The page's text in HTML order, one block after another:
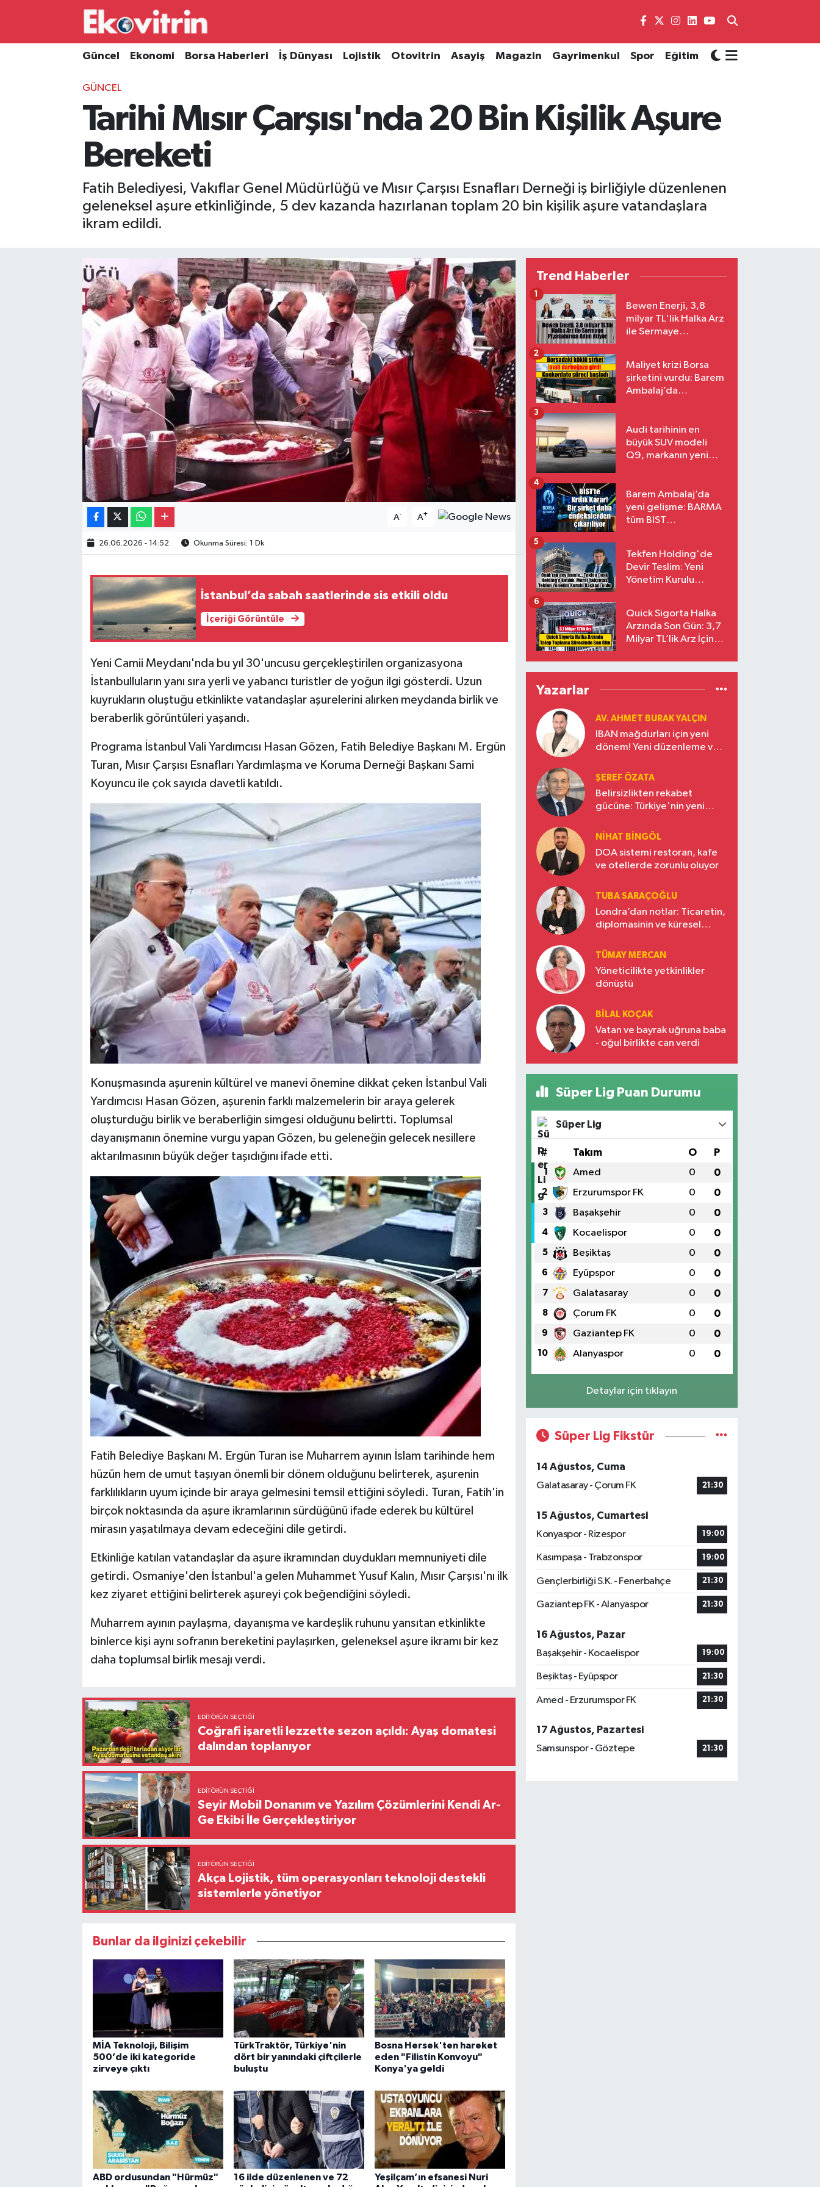
Güncel Ekonomi Borsa Haberleri İş Dünyası Lojistik Otovitrin Asayiş Magazin Gayrimenkul Spor Eğitim
GÜNCEL
Tarihi Mısır Çarşısı'nda 20 Bin Kişilik Aşure
Bereketi
Fatih Belediyesi, Vakıflar Genel Müdürlüğü ve Mısır Çarşısı Esnafları Derneği iş birliğiyle düzenlenen
geleneksel aşure etkinliğinde, 5 dev kazanda hazırlanan toplam 20 bin kişilik aşure vatandaşlara
ikram edildi.
A- A+
26.06.2026 - 14:52 Okunma Süresi: 1 Dk
İstanbul’da sabah saatlerinde sis etkili oldu
İçeriği Görüntüle
Yeni Camii Meydanı'nda bu yıl 30'uncusu gerçekleştirilen organizasyona
İstanbulluların yanı sıra yerli ve yabancı turistler de yoğun ilgi gösterdi. Uzun
kuyrukların oluştuğu etkinlikte vatandaşlar aşurelerini alırken meydanda birlik ve
beraberlik görüntüleri yaşandı.
Programa İstanbul Vali Yardımcısı Hasan Gözen, Fatih Belediye Başkanı M. Ergün
Turan, Mısır Çarşısı Esnafları Yardımlaşma ve Koruma Derneği Başkanı Sami
Koyuncu ile çok sayıda davetli katıldı.
Konuşmasında aşurenin kültürel ve manevi önemine dikkat çeken İstanbul Vali
Yardımcısı Hasan Gözen, aşurenin farklı malzemelerin bir araya gelerek
oluşturduğu birlik ve beraberliğin simgesi olduğunu belirtti. Toplumsal
dayanışmanın önemine vurgu yapan Gözen, bu geleneğin gelecek nesillere
aktarılmasının büyük değer taşıdığını ifade etti.
Fatih Belediye Başkanı M. Ergün Turan ise Muharrem ayının İslam tarihinde hem
hüzün hem de umut taşıyan önemli bir dönem olduğunu belirterek, aşurenin
farklılıkların uyum içinde bir araya gelmesini temsil ettiğini söyledi. Turan, Fatih'in
birçok noktasında da aşure ikramlarının sürdüğünü ifade ederek bu kültürel
mirasın yaşatılmaya devam edeceğini dile getirdi.
Etkinliğe katılan vatandaşlar da aşure ikramından duydukları memnuniyeti dile
getirdi. Osmaniye'den İstanbul'a gelen Muhammet Yusuf Kalın, Mısır Çarşısı'nı ilk
kez ziyaret ettiğini belirterek aşureyi çok beğendiğini söyledi.
Muharrem ayının paylaşma, dayanışma ve kardeşlik ruhunu yansıtan etkinlikte
binlerce kişi aynı sofranın bereketini paylaşırken, geleneksel aşure ikramı bir kez
daha toplumsal birlik mesajı verdi.
EDITÖRÜN SEÇTIĞI
Coğrafi işaretli lezzette sezon açıldı: Ayaş domatesi
dalından toplanıyor
EDITÖRÜN SEÇTIĞI
Seyir Mobil Donanım ve Yazılım Çözümlerini Kendi Ar-
Ge Ekibi İle Gerçekleştiriyor
EDITÖRÜN SEÇTIĞI
Akça Lojistik, tüm operasyonları teknoloji destekli
sistemlerle yönetiyor
Bunlar da ilginizi çekebilir
MİA Teknoloji, Bilişim
500’de iki kategoride
zirveye çıktı
TürkTraktör, Türkiye'nin
dört bir yanındaki çiftçilerle
buluştu
Bosna Hersek'ten hareket
eden "Filistin Konvoyu"
Konya'ya geldi
ABD ordusundan "Hürmüz"
16 ilde düzenlenen ve 72
Yeşilçam’ın efsanesi Nuri
Trend Haberler
Bewen Enerji, 3,8
milyar TL'lik Halka Arz
ile Sermaye
1
Maliyet krizi Borsa
şirketini vurdu: Barem
Ambalaj’da
2
Audi tarihinin en
büyük SUV modeli
Q9, markanın yeni
3
Barem Ambalaj’da
yeni gelişme: BARMA
tüm BIST
4
Tekfen Holding'de
Devir Teslim: Yeni
Yönetim Kurulu
5
Quick Sigorta Halka
Arzında Son Gün: 3,7
Milyar TL’lik Arz İçin
Eriyor
6
Yazarlar
AV. AHMET BURAK YALÇIN
IBAN mağdurları için yeni
dönem! Yeni düzenleme ve
ŞEREF ÖZATA
Belirsizlikten rekabet
gücüne: Türkiye'nin yeni
NIHAT BINGÖL
DOA sistemi restoran, kafe
ve otellerde zorunlu oluyor
TUBA SARAÇOĞLU
Londra’dan notlar: Ticaretin,
diplomasinin ve küresel
Türkiye’nin yükselen gücü
TÜMAY MERCAN
Yöneticilikte yetkinlikler
dönüştü
BILAL KOÇAK
Vatan ve bayrak uğruna baba
- oğul birlikte can verdi
Süper Lig Puan Durumu
Süper Lig
# Takım O P
1 Amed 0 0
2 Erzurumspor FK 0 0
3 Başakşehir 0 0
4 Kocaelispor 0 0
5 Beşiktaş 0 0
6 Eyüpspor 0 0
7 Galatasaray 0 0
8 Çorum FK 0 0
9 Gaziantep FK 0 0
10 Alanyaspor 0 0
Detaylar için tıklayın
Süper Lig Fikstür
14 Ağustos, Cuma
Galatasaray - Çorum FK
21:30
15 Ağustos, Cumartesi
Konyaspor - Rizespor
19:00
Kasımpaşa - Trabzonspor 19:00
Gençlerbirliği S.K. - Fenerbahçe 21:30
Gaziantep FK - Alanyaspor 21:30
16 Ağustos, Pazar
Başakşehir - Kocaelispor
19:00
Beşiktaş - Eyüpspor 21:30
Amed - Erzurumspor FK 21:30
17 Ağustos, Pazartesi
Samsunspor - Göztepe
21:30
Güncel
Borsa Haberleri
Gayrimenkul
Hava Durumu
Süper Lig Puan Durumu ve Fikstür
Tüm Manşetler
Son Dakika Haberleri
Haber Arşivi